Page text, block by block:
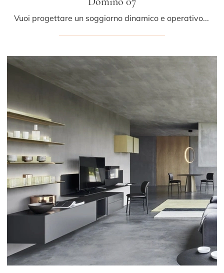
Vuoi progettare un soggiorno dinamico e operativo? Ecco a te la parete attrezzata Domino 07 Sangiacomo dalle forme decise moderne.